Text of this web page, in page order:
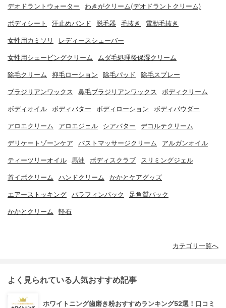
デオドラントウォーター わきがクリーム(デオドラントクリーム)
ボディシート 汗止めバンド 脱毛器 毛抜き 電動毛抜き
女性用カミソリ レディースシェーバー
女性用シェービングクリーム ムダ毛処理後保湿クリーム
除毛クリーム 抑毛ローション 除毛パッド 除毛スプレー
ブラジリアンワックス 鼻毛ブラジリアンワックス ボディクリーム
ボディオイル ボディバター ボディローション ボディパウダー
アロエクリーム アロエジェル シアバター デコルテクリーム
デリケートゾーンケア バストマッサージクリーム アルガンオイル
ティーツリーオイル 馬油 ボディスクラブ スリミングジェル
首イボクリーム ハンドクリーム かかとケアグッズ
エアーストッキング パラフィンパック 足角質パック
かかとクリーム 軽石
カテゴリ一覧へ
よく見られている人気おすすめ記事
ホワイトニング歯磨き粉おすすめランキング52選！口コミ